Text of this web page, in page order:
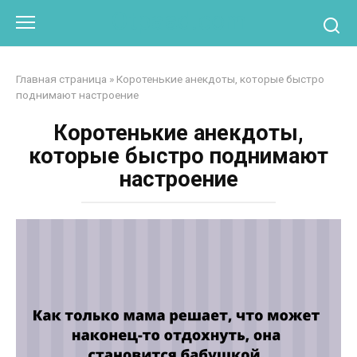
контенту
Главная страница » Коротенькие анекдоты, которые быстро
поднимают настроение
Коротенькие анекдоты,
которые быстро поднимают
настроение